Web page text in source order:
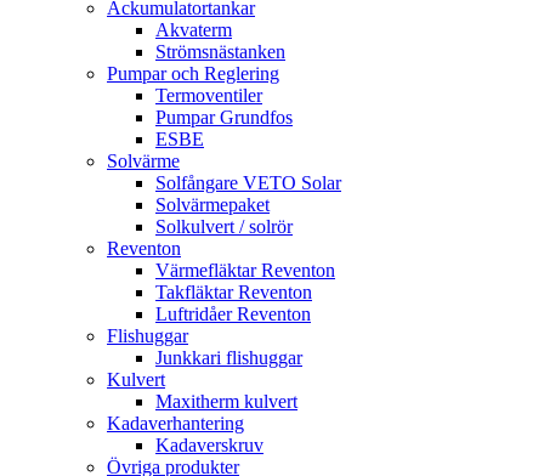
Ackumulatortankar
Akvaterm
Strömsnästanken
Pumpar och Reglering
Termoventiler
Pumpar Grundfos
ESBE
Solvärme
Solfångare VETO Solar
Solvärmepaket
Solkulvert / solrör
Reventon
Värmefläktar Reventon
Takfläktar Reventon
Luftridåer Reventon
Flishuggar
Junkkari flishuggar
Kulvert
Maxitherm kulvert
Kadaverhantering
Kadaverskruv
Övriga produkter